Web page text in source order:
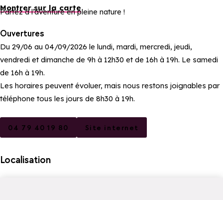
Partez à l’aventure en pleine nature !
Montrer sur la carte
Ouvertures
Du 29/06 au 04/09/2026 le lundi, mardi, mercredi, jeudi,
vendredi et dimanche de 9h à 12h30 et de 16h à 19h. Le samedi
de 16h à 19h.
Les horaires peuvent évoluer, mais nous restons joignables par
téléphone tous les jours de 8h30 à 19h.
04 79 40 19 80 Site internet
Localisation